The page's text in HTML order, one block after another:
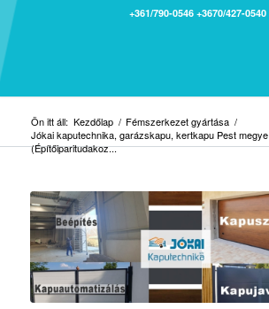
+361/790-0546 +3670/427-0540
Ön itt áll: Kezdőlap / Fémszerkezet gyártása /
Jókai kaputechnika, garázskapu, kertkapu Pest megye
(Építőiparitudakoz...